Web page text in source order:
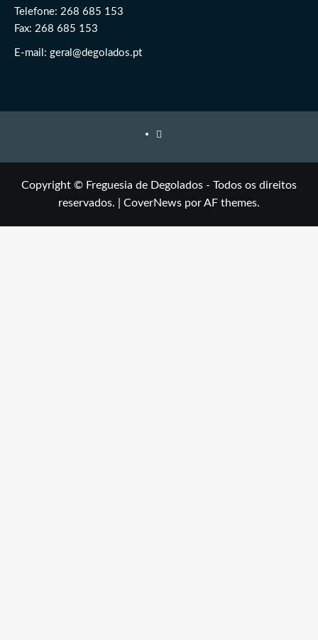
Telefone: 268 685 153
Fax: 268 685 153
E-mail: geral@degolados.pt
Facebook
Copyright © Freguesia de Degolados - Todos os direitos
reservados.
CoverNews por AF themes.